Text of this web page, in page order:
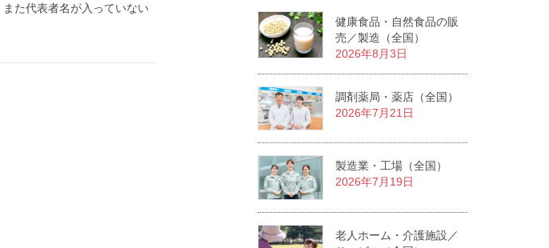
た代表者名が入っていない
健康食品・自然食品の販
売／製造（全国）
2026年8月3日
調剤薬局・薬店（全国）
2026年7月21日
製造業・工場（全国）
2026年7月19日
老人ホーム・介護施設／